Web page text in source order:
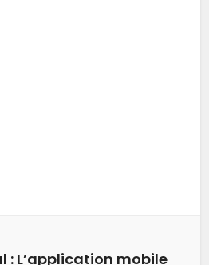
: L’application mobile